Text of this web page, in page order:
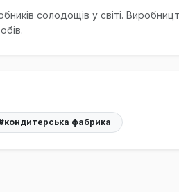
солодощів у світі.
фабрика